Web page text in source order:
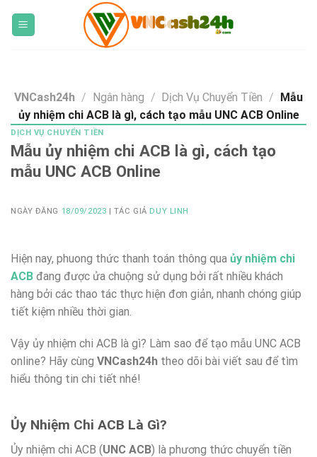
VNCash24h / Ngân hàng / Dịch Vụ Chuyển Tiền / Mẫu
ủy nhiệm chi ACB là gì, cách tạo mẫu UNC ACB Online
DỊCH VỤ CHUYỂN TIỀN
Mẫu ủy nhiệm chi ACB là gì, cách tạo
mẫu UNC ACB Online
NGÀY ĐĂNG 18/09/2023 | TÁC GIẢ DUY LINH
Hiện nay, phuong thức thanh toán thông qua ủy nhiệm chi
ACB đang được ửa chuộng sử dụng bởi rất nhiều khách
hàng bởi các thao tác thực hiện đơn giản, nhanh chóng giúp
tiết kiệm nhiều thời gian.
Vậy ủy nhiệm chi ACB là gì? Làm sao để tạo mẫu UNC ACB
online? Hãy cùng VNCash24h theo dõi bài viết sau để tìm
hiểu thông tin chi tiết nhé!
Ủy Nhiệm Chi ACB Là Gì?
Ủy nhiệm chi ACB (UNC ACB) là phương thức chuyển tiền